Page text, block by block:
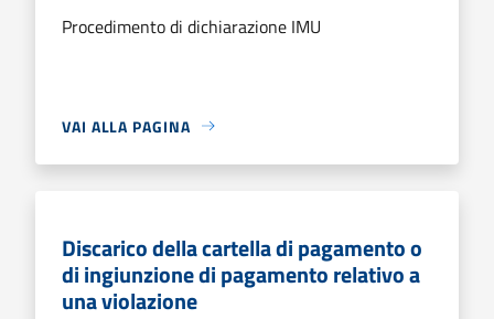
Procedimento di dichiarazione IMU
VAI ALLA PAGINA
Discarico della cartella di pagamento o
di ingiunzione di pagamento relativo a
una violazione